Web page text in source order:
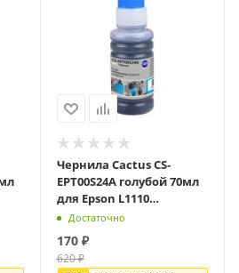
L3150/L3151
Чернила Cactus CS-
EPT00S24A голубой 70мл
для Epson L1110
Ecotank/L3100/L3101/L3110/
Достаточно
170₽
620₽